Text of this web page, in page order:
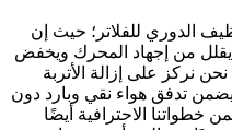
الدوري للفلاتر؛ حيث إن
من إجهاد المحرك ويخفض
التلف المفاجئ بنسبة 30%. نحن نركز على إزالة الأتربة
يضمن تدفق هواء نقي وبارد دون
خطواتنا الاحترافية أيضًا